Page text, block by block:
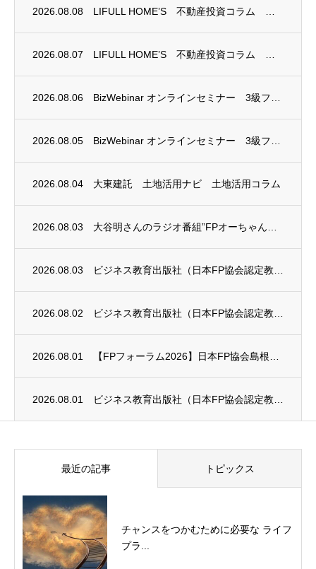
2026.08.08 LIFULL HOME’S 不動産投資コラム 掲載のお知らせ
2026.08.07 LIFULL HOME’S 不動産投資コラム 掲載のお知らせ
2026.08.06 BizWebinar オンラインセミナー 3級ファイナンシャル・プランニング技能士試験...
2026.08.05 BizWebinar オンラインセミナー 3級ファイナンシャル・プランニング技能士試験...
2026.08.04 大東建託 土地活用ナビ 土地活用コラム
2026.08.03 大谷明さんのラジオ番組”FPオーちゃんの「マネーのとびら」”に、安田まゆみさんが出演し...
2026.08.03 ビジネス教育出版社（日本FP協会認定教育機関）継続セミナー終了のお知らせ
2026.08.02 ビジネス教育出版社（日本FP協会認定教育機関）継続セミナー終了のお知らせ
2026.08.01 【FPフォーラム2026】日本FP協会島根支部のお知らせ
2026.08.01 ビジネス教育出版社（日本FP協会認定教育機関）継続セミナー終了のお知らせ
最近の記事 トピックス
チャンスをつかむために必要な ライフ
プラ...